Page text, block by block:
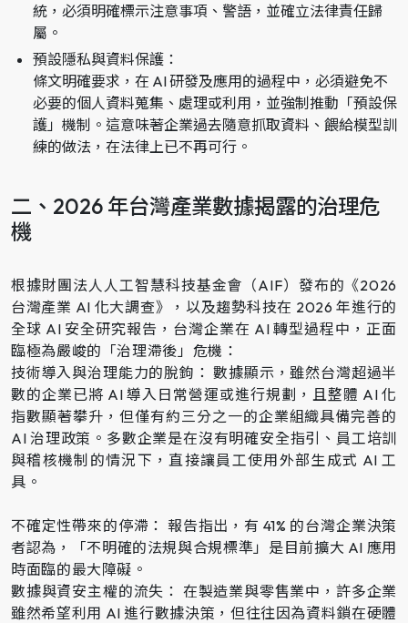
統，必須明確標示注意事項、警語，並確立法律責任歸
屬。
預設隱私與資料保護：
條文明確要求，在 AI 研發及應用的過程中，必須避免不
必要的個人資料蒐集、處理或利用，並強制推動「預設保
護」機制。這意味著企業過去隨意抓取資料、餵給模型訓
練的做法，在法律上已不再可行。
二、2026 年台灣產業數據揭露的治理危
機
根據財團法人人工智慧科技基金會（AIF）發布的《2026
台灣產業 AI 化大調查》，以及趨勢科技在 2026 年進行的
全球 AI 安全研究報告，台灣企業在 AI 轉型過程中，正面
臨極為嚴峻的「治理滯後」危機：
技術導入與治理能力的脫鉤： 數據顯示，雖然台灣超過半
數的企業已將 AI 導入日常營運或進行規劃，且整體 AI 化
指數顯著攀升，但僅有約三分之一的企業組織具備完善的
AI 治理政策。多數企業是在沒有明確安全指引、員工培訓
與稽核機制的情況下，直接讓員工使用外部生成式 AI 工
具。
不確定性帶來的停滯： 報告指出，有 41% 的台灣企業決策
者認為，「不明確的法規與合規標準」是目前擴大 AI 應用
時面臨的最大障礙。
數據與資安主權的流失： 在製造業與零售業中，許多企業
雖然希望利用 AI 進行數據決策，但往往因為資料鎖在硬體